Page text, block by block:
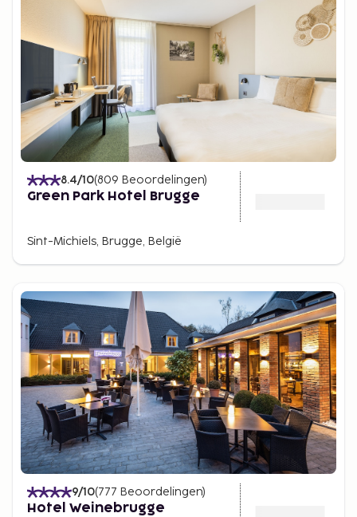
8.4/10(809 Beoordelingen)
Green Park Hotel Brugge
Sint-Michiels, Brugge, België
9/10(777 Beoordelingen)
Hotel Weinebrugge